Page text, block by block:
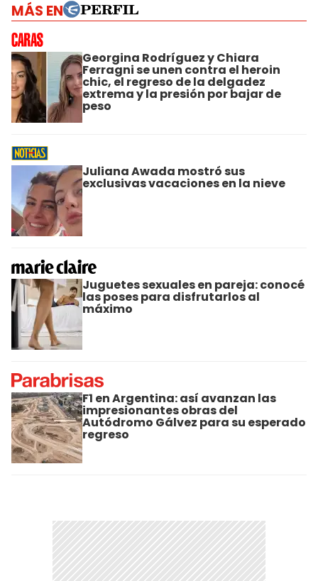
MÁS EN
Georgina Rodríguez y Chiara
Ferragni se unen contra el heroin
chic, el regreso de la delgadez
extrema y la presión por bajar de
peso
Juliana Awada mostró sus
exclusivas vacaciones en la nieve
Juguetes sexuales en pareja: conocé
las poses para disfrutarlos al
máximo
F1 en Argentina: así avanzan las
impresionantes obras del
Autódromo Gálvez para su esperado
regreso